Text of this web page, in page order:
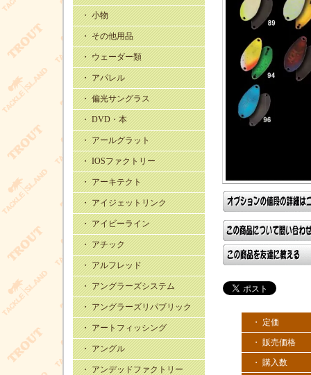
・ 小物
・ その他用品
・ ウェーダー類
・ アパレル
・ 偏光サングラス
・ DVD・本
・ アールグラット
・ IOSファクトリー
・ アーキテクト
・ アイジェットリンク
・ アイビーライン
・ アチック
・ アルフレッド
・ アングラーズシステム
・ アングラーズリパブリック
・ アートフィッシング
・ アングル
・ アンデッドファクトリー
・ 定価
・ 販売価格
・ 購入数